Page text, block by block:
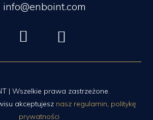
info@enboint.com
| Wszelkie prawa zastrzeżone.
akceptujesz nasz regulamin, politykę
prywatności